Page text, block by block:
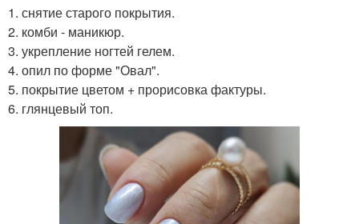
1. снятие старого покрытия.
2. комби - маникюр.
3. укрепление ногтей гелем.
4. опил по форме "Овал".
5. покрытие цветом + прорисовка фактуры.
6. глянцевый топ.